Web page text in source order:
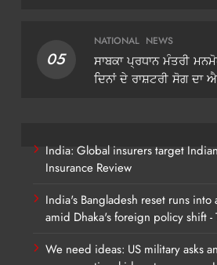
05
NATIONAL NEWS
ਸਾਬਕਾ ਪ੍ਰਧਾਨ ਮੰਤਰੀ
ਦਿਨਾਂ ਦੇ ਰਾਸ਼ਟਰੀ ਸੋਗ ਦਾ
India: Global insurers target
Insurance Review
India's Bangladesh reset runs
amid Dhaka's foreign policy shift -
We need ideas: US military asks